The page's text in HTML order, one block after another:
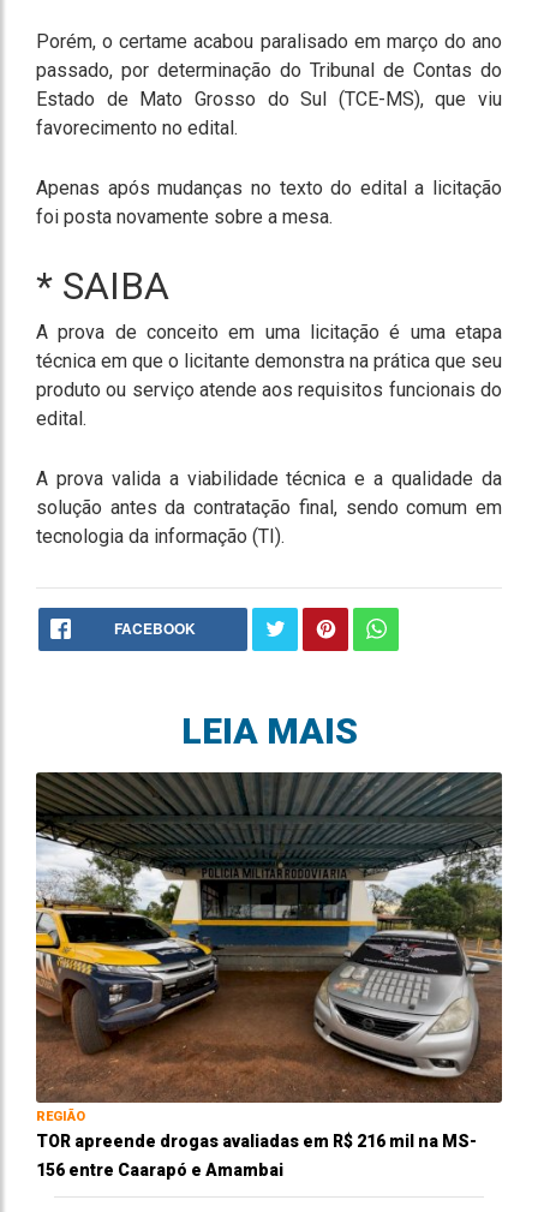
Porém, o certame acabou paralisado em março do ano
passado, por determinação do Tribunal de Contas do
Estado de Mato Grosso do Sul (TCE-MS), que viu
favorecimento no edital.
Apenas após mudanças no texto do edital a licitação
foi posta novamente sobre a mesa.
* SAIBA
A prova de conceito em uma licitação é uma etapa
técnica em que o licitante demonstra na prática que seu
produto ou serviço atende aos requisitos funcionais do
edital.
A prova valida a viabilidade técnica e a qualidade da
solução antes da contratação final, sendo comum em
tecnologia da informação (TI).
FACEBOOK
LEIA MAIS
REGIÃO
TOR apreende drogas avaliadas em R$ 216 mil na MS-
156 entre Caarapó e Amambai